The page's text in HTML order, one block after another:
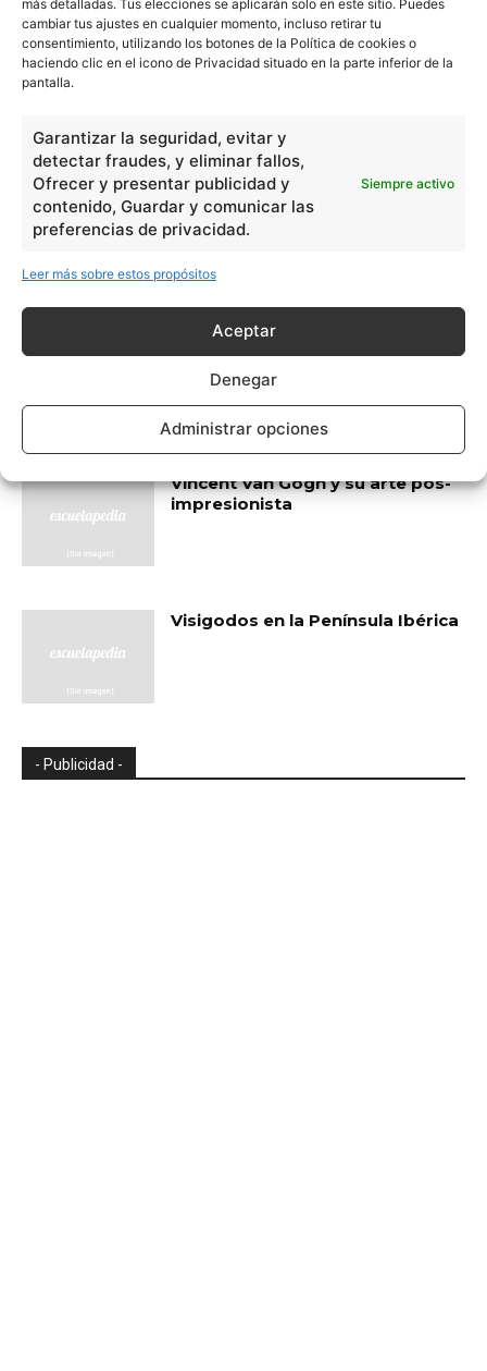
más detalladas. Tus elecciones se aplicarán solo en este sitio. Puedes
cambiar tus ajustes en cualquier momento, incluso retirar tu
consentimiento, utilizando los botones de la Política de cookies o
haciendo clic en el icono de Privacidad situado en la parte inferior de la
pantalla.
Garantizar la seguridad, evitar y
detectar fraudes, y eliminar fallos,
Ofrecer y presentar publicidad y
contenido, Guardar y comunicar las
preferencias de privacidad.
Siempre activo
Leer más sobre estos propósitos
Aceptar
Denegar
Administrar opciones
Artículo anterior
Qué es el Renacimiento
Artículo siguiente
ARTÍCULOS RELACIONADOS
Historia de Turquía
Unificación de España
Vincent Van Gogh y su arte pos-
impresionista
Visigodos en la Península Ibérica
- Publicidad -